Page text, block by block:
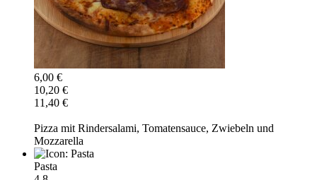
6,00 €
10,20 €
11,40 €
Pizza mit Rindersalami, Tomatensauce, Zwiebeln und
Mozzarella
Pasta